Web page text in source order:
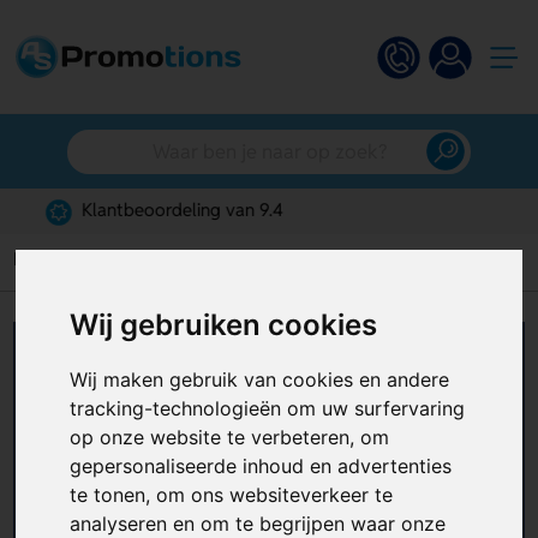
Wij gebruiken cookies
Wij maken gebruik van cookies en andere
tracking-technologieën om uw surfervaring
op onze website te verbeteren, om
gepersonaliseerde inhoud en advertenties
te tonen, om ons websiteverkeer te
analyseren en om te begrijpen waar onze
Gratis digitaal ontwerp
Home
Multifunctionele sjaals
bedrukken
Zoek je een promotieartikel dat sportief,
praktisch en opvallend veelzijdig is? Met
multifunctionele sjaals bedrukken kies je voor
een relatiegeschenk dat perfect past bij events,